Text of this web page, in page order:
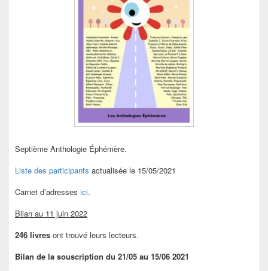
Septième Anthologie Éphémère.
Liste des participants actualisée le 15/05/2021
Carnet d’adresses ici.
Bilan au 11 juin 2022
246 livres ont trouvé leurs lecteurs.
Bilan de la souscription du 21/05 au 15/06 2021